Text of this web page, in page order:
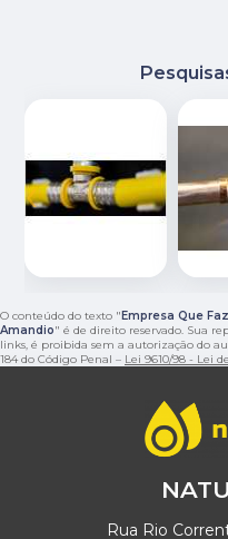
‹
O conteúdo do texto " Empresa Que
Amandio" é de direito reservado. Sua
links, é proibida sem a autorização do
184 do Código Penal – Lei 9610/98 - Lei
Rua Rio